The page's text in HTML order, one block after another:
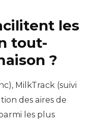
les
tout-
?
MilkTrack (suivi
des aires de
les plus